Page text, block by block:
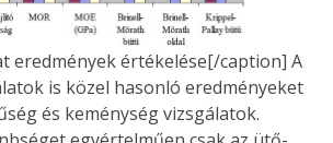
eredmények értékelése[/caption] A
is közel hasonló eredményeket
és keménység vizsgálatok.